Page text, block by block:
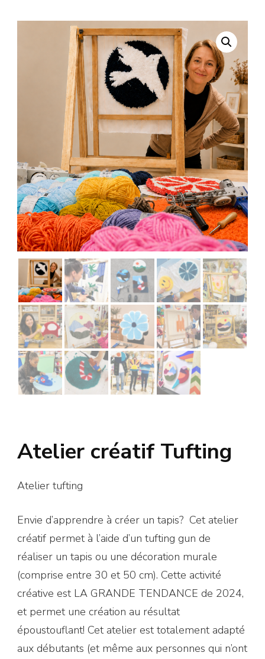
Atelier créatif Tufting
Atelier tufting
Envie d’apprendre à créer un tapis? Cet atelier
créatif permet à l’aide d’un tufting gun de
réaliser un tapis ou une décoration murale
(comprise entre 30 et 50 cm). Cette activité
créative est LA GRANDE TENDANCE de 2024,
et permet une création au résultat
époustouflant! Cet atelier est totalement adapté
aux débutants (et même aux personnes qui n’ont